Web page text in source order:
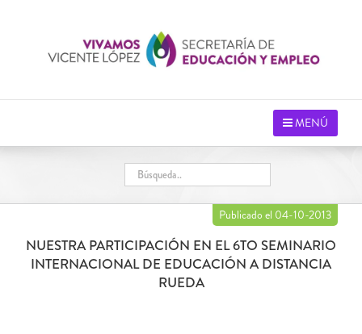
MENÚ
Publicado el 04-10-2013
NUESTRA PARTICIPACIÓN EN EL 6TO SEMINARIO
INTERNACIONAL DE EDUCACIÓN A DISTANCIA
RUEDA